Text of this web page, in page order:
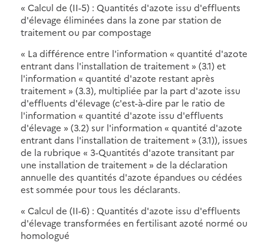
« Calcul de (II-5) : Quantités d'azote issu d'effluents
d'élevage éliminées dans la zone par station de
traitement ou par compostage
« La différence entre l'information « quantité d'azote
entrant dans l'installation de traitement » (3.1) et
l'information « quantité d'azote restant après
traitement » (3.3), multipliée par la part d'azote issu
d'effluents d'élevage (c'est-à-dire par le ratio de
l'information « quantité d'azote issu d'effluents
d'élevage » (3.2) sur l'information « quantité d'azote
entrant dans l'installation de traitement » (3.1)), issues
de la rubrique « 3-Quantités d'azote transitant par
une installation de traitement » de la déclaration
annuelle des quantités d'azote épandues ou cédées
est sommée pour tous les déclarants.
« Calcul de (II-6) : Quantités d'azote issu d'effluents
d'élevage transformées en fertilisant azoté normé ou
homologué